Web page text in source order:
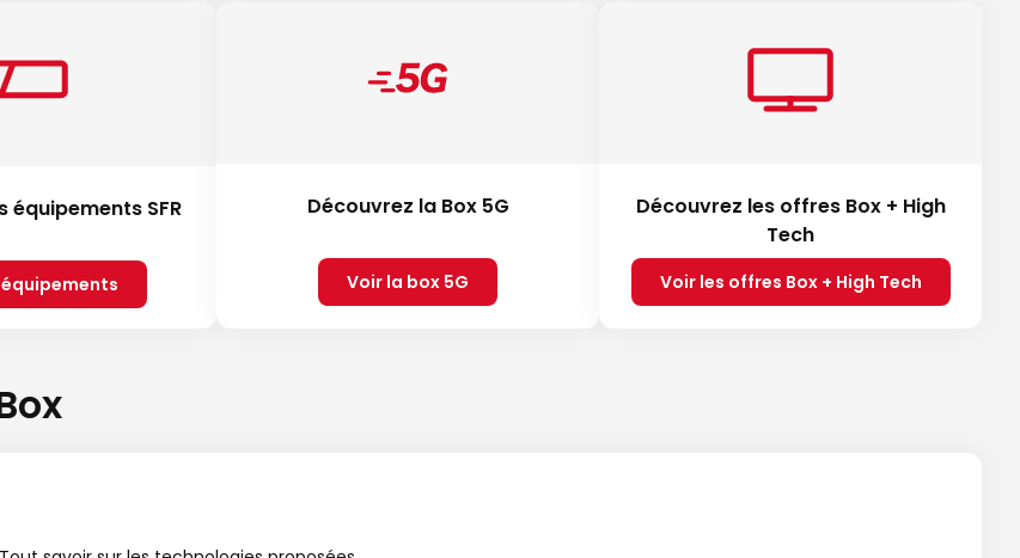
équipements SFR Découvrez la Box 5G
Voir la box 5G
Découvrez les offres Box + High
Tech
Voir les offres Box + High Tech